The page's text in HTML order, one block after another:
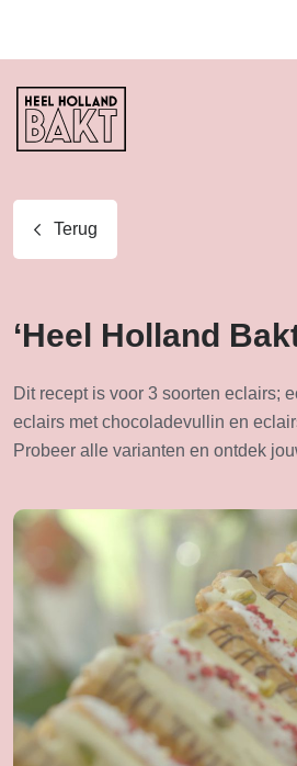
Heel
Holland
Bakt
Terug
‘Heel Holland
Dit recept is voor 3 soorten eclairs;
eclairs met chocoladevullin en
Probeer alle varianten en ontdek